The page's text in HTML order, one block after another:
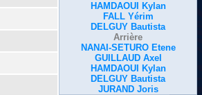
HAMDAOUI Kylan
FALL Yérim
DELGUY Bautista
Arrière
NANAI-SETURO Etene
GUILLAUD Axel
HAMDAOUI Kylan
DELGUY Bautista
JURAND Joris